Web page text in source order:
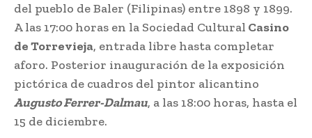
del pueblo de Baler (Filipinas) entre 1898 y 1899.
A las 17:00 horas en la Sociedad Cultural Casino
de Torrevieja, entrada libre hasta completar
aforo. Posterior inauguración de la exposición
pictórica de cuadros del pintor alicantino
Augusto Ferrer-Dalmau, a las 18:00 horas, hasta el
15 de diciembre.